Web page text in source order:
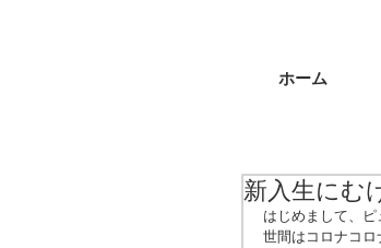
ホーム
新入生にむ
はじめまして、ピ
世間はコロナコ